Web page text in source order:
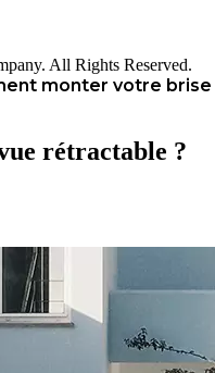
All Rights Reserved.
monter votre
rétractable ?